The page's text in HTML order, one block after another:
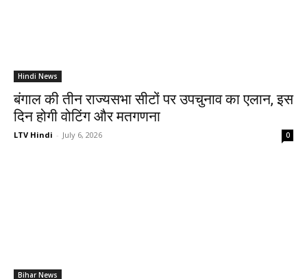
Hindi News
बंगाल की तीन राज्यसभा सीटों पर उपचुनाव का एलान, इस
दिन होगी वोटिंग और मतगणना
LTV Hindi - July 6, 2026 0
Bihar News